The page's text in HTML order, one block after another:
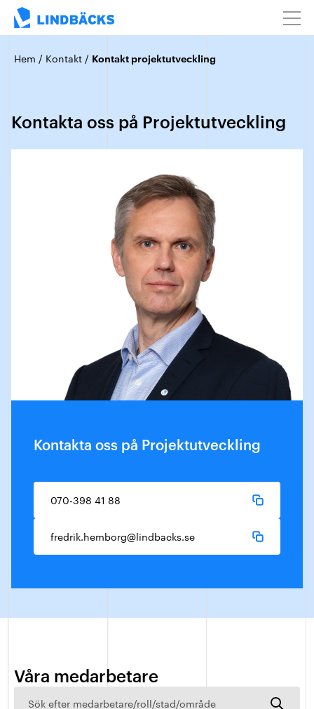
Hem / Kontakt / Kontakt projektutveckling
Kontakta oss på Projektutveckling
Kontakta oss på Projektutveckling
070-398 41 88
fredrik.hemborg@lindbacks.se
Våra medarbetare